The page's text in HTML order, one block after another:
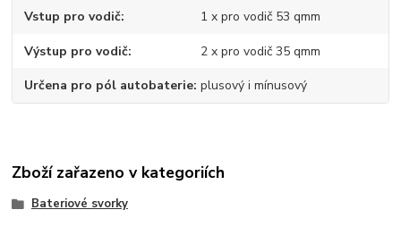
Vstup pro vodič 1 x pro vodič 53 qmm
Výstup pro vodič 2 x pro vodič 35 qmm
Určena pro pól autobaterie plusový i mínusový
Zboží zařazeno v kategoriích
Bateriové svorky